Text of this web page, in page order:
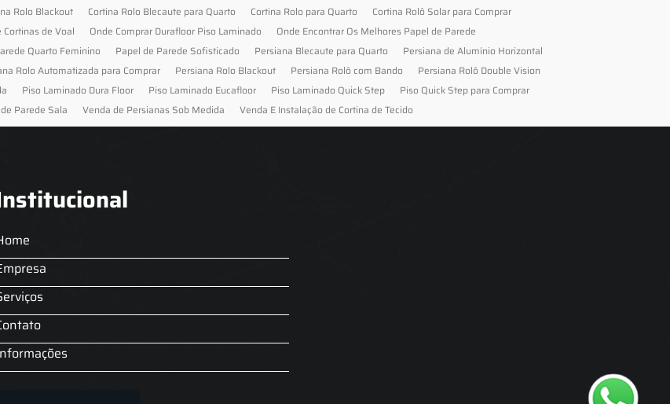
Rolo Blackout Cortina Rolo Blecaute para Quarto Cortina Rolo para Quarto
Cortina Rolô Solar para Comprar
de Voal Onde Comprar Durafloor Piso Laminado
Onde Encontrar Os Melhores Papel de Parede
Quarto Feminino Papel de Parede Sofisticado Persiana Blecaute para Quarto
Persiana de Alumínio Horizontal
Rolo Automatizada para Comprar Persiana Rolo Blackout Persiana Rolô com Bando
Persiana Rolô Double Vision
Piso Laminado Dura Floor Piso Laminado Eucafloor Piso Laminado Quick Step
Piso Quick Step para Comprar
Parede Sala Venda de Persianas Sob Medida Venda E Instalação de Cortina de Tecido